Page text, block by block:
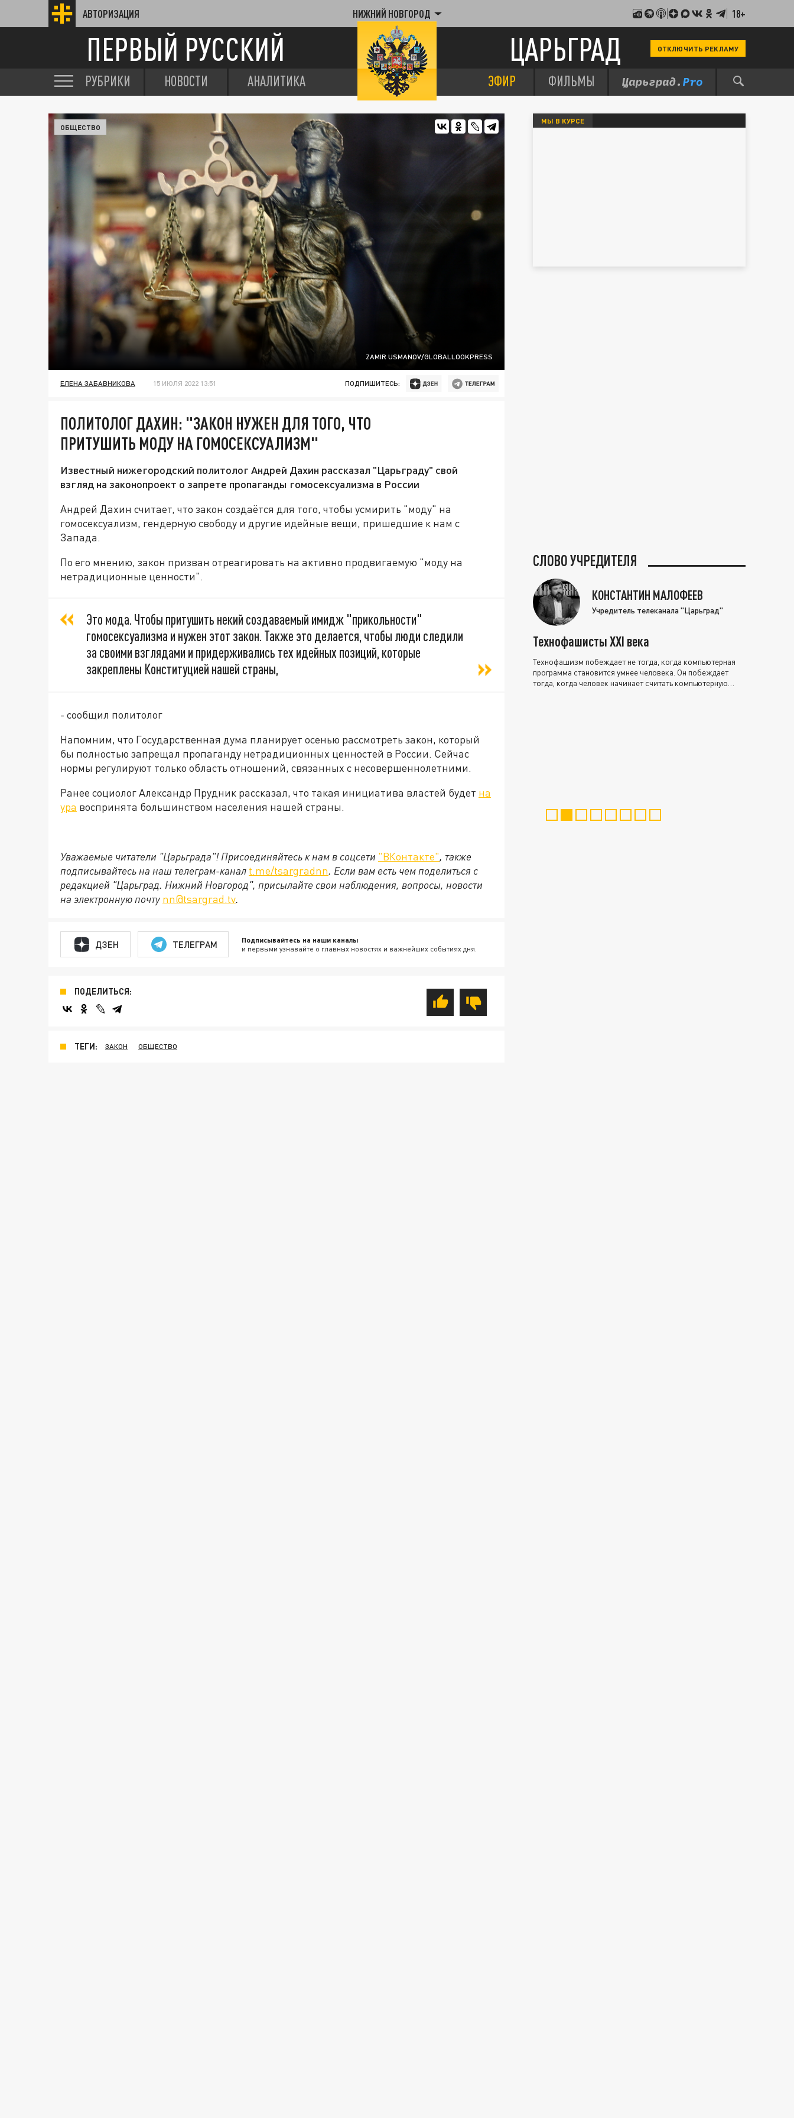
АВТОРИЗАЦИЯ НИЖНИЙ НОВГОРОД 18+
ПЕРВЫЙ РУССКИЙ ЦАРЬГРАД ОТКЛЮЧИТЬ РЕКЛАМУ
РУБРИКИ НОВОСТИ АНАЛИТИКА ЭФИР ФИЛЬМЫ
ZAMIR USMANOV/GLOBALLOOKPRESS
ОБЩЕСТВО
ЕЛЕНА ЗАБАВНИКОВА 15 ИЮЛЯ 2022 13:51 ПОДПИШИТЕСЬ:
ПОЛИТОЛОГ ДАХИН: "ЗАКОН НУЖЕН ДЛЯ ТОГО, ЧТО
ПРИТУШИТЬ МОДУ НА ГОМОСЕКСУАЛИЗМ"
Известный нижегородский политолог Андрей Дахин рассказал "Царьграду" свой
взгляд на законопроект о запрете пропаганды гомосексуализма в России
Андрей Дахин считает, что закон создаётся для того, чтобы усмирить "моду" на
гомосексуализм, гендерную свободу и другие идейные вещи, пришедшие к нам с
Запада.
По его мнению, закон призван отреагировать на активно продвигаемую "моду на
нетрадиционные ценности".
Это мода. Чтобы притушить некий создаваемый имидж "прикольности"
гомосексуализма и нужен этот закон. Также это делается, чтобы люди следили
за своими взглядами и придерживались тех идейных позиций, которые
закреплены Конституцией нашей страны,
- сообщил политолог
Напомним, что Государственная дума планирует осенью рассмотреть закон, который
бы полностью запрещал пропаганду нетрадиционных ценностей в России. Сейчас
нормы регулируют только область отношений, связанных с несовершеннолетними.
Ранее социолог Александр Прудник рассказал, что такая инициатива властей будет на
ура воспринята большинством населения нашей страны.
Уважаемые читатели "Царьграда"! Присоединяйтесь к нам в соцсети "ВКонтакте", также
подписывайтесь на наш телеграм-канал t.me/tsargradnn. Если вам есть чем поделиться с
редакцией "Царьград. Нижний Новгород", присылайте свои наблюдения, вопросы, новости
на электронную почту nn@tsargrad.tv.
ДЗЕН ТЕЛЕГРАМ Подписывайтесь на наши каналы
и первыми узнавайте о главных новостях и важнейших событиях дня.
ПОДЕЛИТЬСЯ:
ТЕГИ: ЗАКОН ОБЩЕСТВО
МЫ В КУРСЕ
СЛОВО УЧРЕДИТЕЛЯ
КОНСТАНТИН МАЛОФЕЕВ
Учредитель телеканала "Царьград"
Технофашисты XXI века
Технофашизм побеждает не тогда, когда компьютерная
программа становится умнее человека. Он побеждает
тогда, когда человек начинает считать компьютерную